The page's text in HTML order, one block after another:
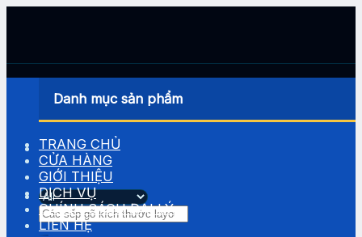
Tìm
kiếm:
Danh mục sản phẩm
TRANG CHỦ
CỬA HÀNG
GIỚI THIỆU
DỊCH VỤ
CHÍNH SÁCH ĐẠI LÝ
LIÊN HỆ